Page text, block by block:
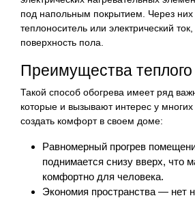
под напольным покрытием. Через них
теплоноситель или электрический
поверхность пола.
Преимущества
Такой способ обогрева имеет ряд
которые и вызывают интерес у
создать комфорт в своем доме:
Равномерный прогрев
поднимается снизу вверх, что
комфортно для человека.
Экономия пространства — нет